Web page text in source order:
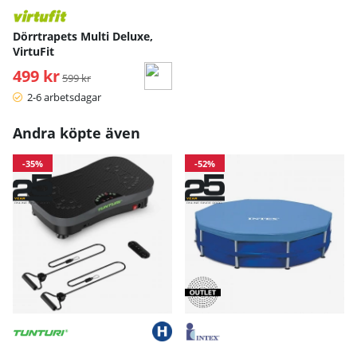
Dörrtrapets Multi Deluxe,
VirtuFit
499 kr Ordinarie pris:
599 kr
2-6 arbetsdagar
Andra köpte även
-35% -52%